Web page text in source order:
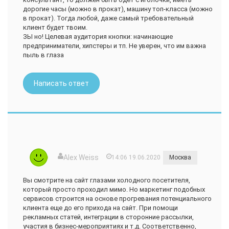
Что бы спасло ситуацию и почему бы я не стал писать.
негативный отзыв (о чем их просил):
+ грамотно и быстро провести еще раз аудит моих двух
компаний, корректно и быстро закрыть второй квартал и
передать мне базы без этого безумия, что сейчас
происходит.
закрывают 2 квартал.
Вот эти 2 момента позволили бы сказать, что они
нормально отработали и корректно сдали дела.
к своему сервису для меня и моего сотрудника. При этом
закрывать июнь и 2 квартал?????
дорогие часы (можно в прокат), машину топ-класса (можно
в прокат). Тогда любой, даже самый требовательный
клиент будет твоим.
ЗЫ но! Целевая аудитория кнопки: начинающие
предприниматели, хипстеры и тп. Не уверен, что им важна
пыль в глаза
Написать ответ
Alex Weiss 14:06 19.06.2020 Москва
Вы смотрите на сайт глазами холодного посетителя,
который просто проходил мимо. Но маркетинг подобных
сервисов строится на основе прогревания потенциального
клиента еще до его прихода на сайт. При помощи
рекламных статей, интеграции в сторонние рассылки,
участия в бизнес-мероприятиях и т.д. Соответственно,